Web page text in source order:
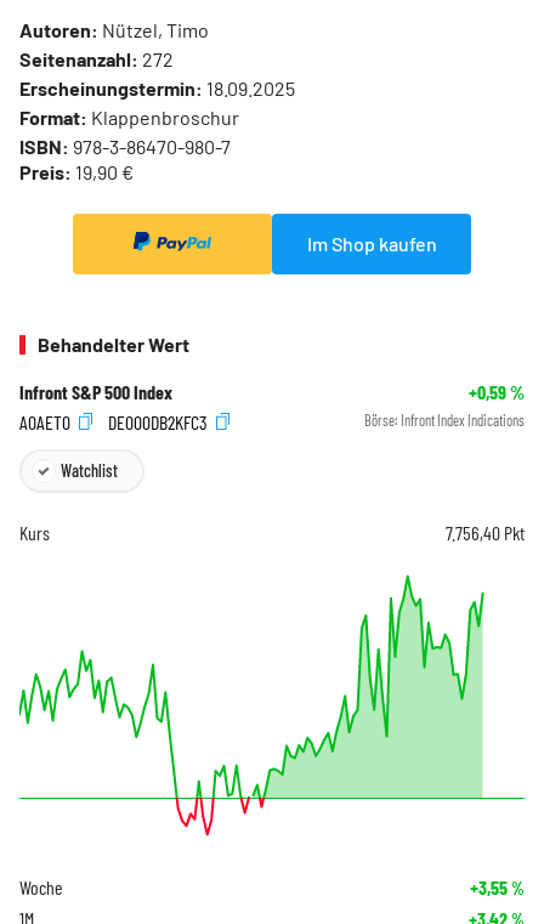
Autoren: Nützel, Timo
Seitenanzahl: 272
Erscheinungstermin: 18.09.2025
Format: Klappenbroschur
ISBN: 978-3-86470-980-7
Preis: 19,90 €
Im Shop kaufen
Behandelter Wert
Infront S&P 500 Index +0,59%
A0AET0
DE000DB2KFC3 Börse: Infront Index Indications
Watchlist
Kurs 7.756,40 Pkt
Woche +3,55%
1M +3,42